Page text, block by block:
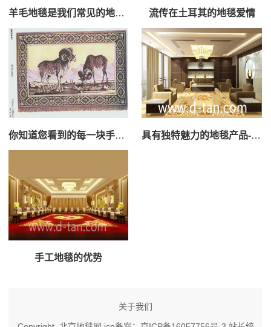
羊毛地毯是我们常见的地毯产品中最好的 流传在土耳其的地毯爱情
你知道您看到的每一块手工地毯是怎么来的吗？？ 具有独特魅力的地毯产品--手工地毯
手工地毯的优势
关于我们